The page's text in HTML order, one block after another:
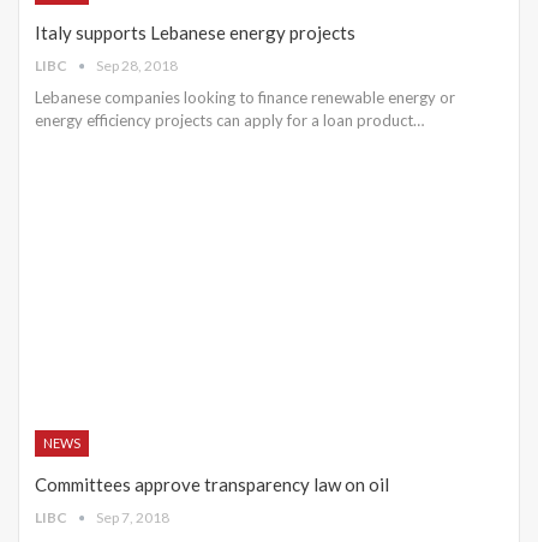
Italy supports Lebanese energy projects
LIBC Sep 28, 2018
Lebanese companies looking to finance renewable energy or
energy efficiency projects can apply for a loan product…
NEWS
Committees approve transparency law on oil
LIBC Sep 7, 2018